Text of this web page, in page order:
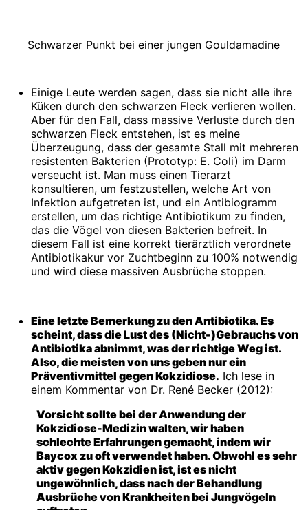
Schwarzer Punkt bei einer jungen Gouldamadine
Einige Leute werden sagen, dass sie nicht alle ihre
Küken durch den schwarzen Fleck verlieren wollen.
Aber für den Fall, dass massive Verluste durch den
schwarzen Fleck entstehen, ist es meine
Überzeugung, dass der gesamte Stall mit mehreren
resistenten Bakterien (Prototyp: E. Coli) im Darm
verseucht ist. Man muss einen Tierarzt
konsultieren, um festzustellen, welche Art von
Infektion aufgetreten ist, und ein Antibiogramm
erstellen, um das richtige Antibiotikum zu finden,
das die Vögel von diesen Bakterien befreit. In
diesem Fall ist eine korrekt tierärztlich verordnete
Antibiotikakur vor Zuchtbeginn zu 100% notwendig
und wird diese massiven Ausbrüche stoppen.
Eine letzte Bemerkung zu den Antibiotika. Es
scheint, dass die Lust des (Nicht-)Gebrauchs von
Antibiotika abnimmt, was der richtige Weg ist.
Also, die meisten von uns geben nur ein
Präventivmittel gegen Kokzidiose. Ich lese in
einem Kommentar von Dr. René Becker (2012):
Vorsicht sollte bei der Anwendung der
Kokzidiose-Medizin walten, wir haben
schlechte Erfahrungen gemacht, indem wir
Baycox zu oft verwendet haben. Obwohl es sehr
aktiv gegen Kokzidien ist, ist es nicht
ungewöhnlich, dass nach der Behandlung
Ausbrüche von Krankheiten bei Jungvögeln